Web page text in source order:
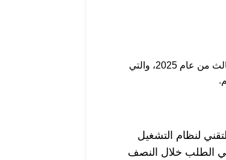
، المؤسسة العالمية المتخصصة في الأبحاث والاستشارات التقنية، عن نتائجها الأولية لأداء سوق الكمبيوترات الشخصية خلال الربع الثالث من عام 2025، والتي
التقني لنظام التشغيل
في الطلب خلال النصف